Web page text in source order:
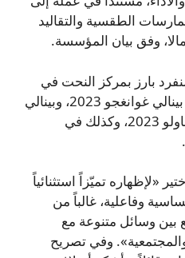
الطقسية والتقاليد
وفق بيان المؤسسة.
بارز بمركز النحت في
نيويورك، وشاركت أيضاً في بينالي غوانغجو 2023، وبينالي
ليفربول 2023، وبينال ساو باولو 2023، وكذلك في
«لإظهاره تميّزاً استثنائياً
وفاعلية، غالباً من
بين وسائل متنوعة مع
وفي تصريح